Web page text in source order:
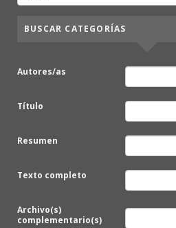
BUSCAR CATEGORÍAS
Autores/as
Título
Resumen
Texto completo
Archivo(s)
complementario(s)